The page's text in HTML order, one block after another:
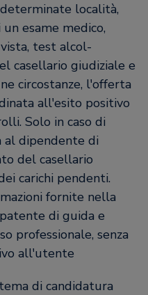
località,
esame medico,
test alcol-
casellario giudiziale e
circostanze, l'offerta
all'esito positivo
Solo in caso di
al dipendente di
del casellario
carichi pendenti.
fornite nella
di guida e
professionale, senza
all'utente
di candidatura